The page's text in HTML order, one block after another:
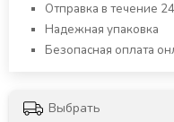
Отправка в течение
Надежная упаковка
Безопасная оплата
Выбрать